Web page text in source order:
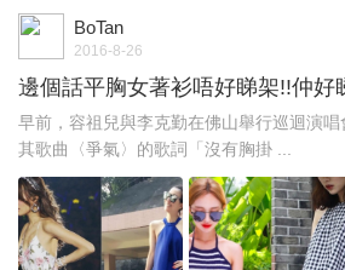
BoTan
2016-8-26
邊個話平胸女著衫唔好睇架!!仲好
早前，容祖兒與李克勤在佛山舉行巡迴演
其歌曲〈爭氣〉的歌詞「沒有胸掛 ...